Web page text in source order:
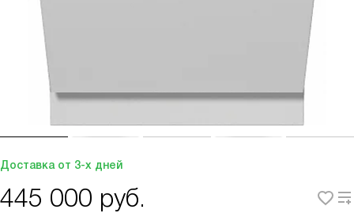
Доставка от 3-х дней
445 000 руб.